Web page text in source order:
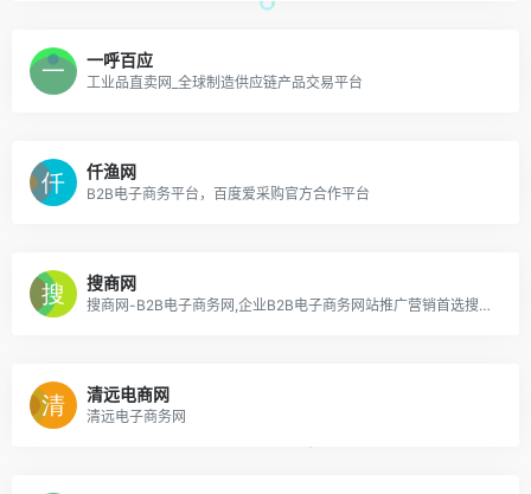
一呼百应
工业品直卖网_全球制造供应链产品交易平台
仟渔网
B2B电子商务平台，百度爱采购官方合作平台
搜商网
搜商网-B2B电子商务网,企业B2B电子商务网站推广营销首选搜商网平台
清远电商网
清远电子商务网